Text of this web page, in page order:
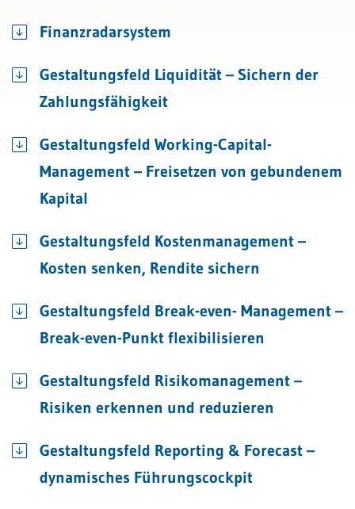
Finanzradarsystem
Gestaltungsfeld Liquidität – Sichern der
Zahlungsfähigkeit
Gestaltungsfeld Working-Capital-
Management – Freisetzen von gebundenem
Kapital
Gestaltungsfeld Kostenmanagement –
Kosten senken, Rendite sichern
Gestaltungsfeld Break-even- Management –
Break-even-Punkt flexibilisieren
Gestaltungsfeld Risikomanagement –
Risiken erkennen und reduzieren
Gestaltungsfeld Reporting & Forecast –
dynamisches Führungscockpit